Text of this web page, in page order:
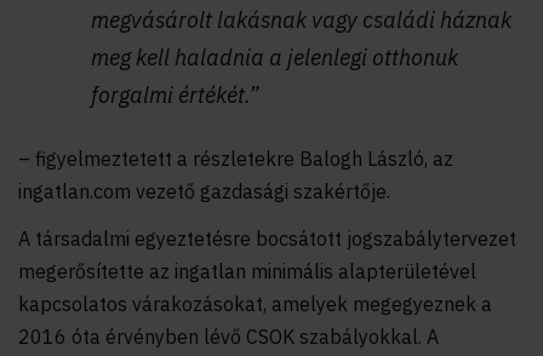
megvásárolt lakásnak vagy családi háznak
meg kell haladnia a jelenlegi otthonuk
forgalmi értékét.”
– figyelmeztetett a részletekre Balogh László, az
ingatlan.com vezető gazdasági szakértője.
A társadalmi egyeztetésre bocsátott jogszabálytervezet
megerősítette az ingatlan minimális alapterületével
kapcsolatos várakozásokat, amelyek megegyeznek a
2016 óta érvényben lévő CSOK szabályokkal. A